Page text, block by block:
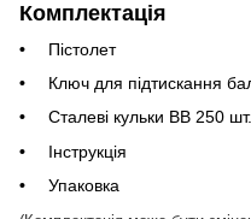
Комплектація
Пістолет
Ключ для підтискання
Сталеві кульки BB 250 шт.
Інструкція
Упаковка